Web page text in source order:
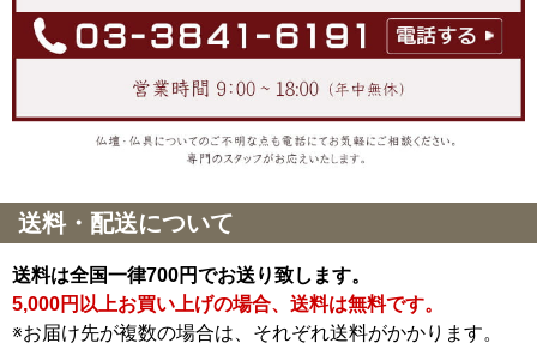
送料・配送について
送料は全国一律700円でお送り致します。
5,000円以上お買い上げの場合、送料は無料です。
※お届け先が複数の場合は、それぞれ送料がかかります。